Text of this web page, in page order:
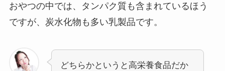
おやつの中では、タンパク質も含まれているほう
ですが、炭水化物も多い乳製品です。
どちらかというと高栄養食品だか